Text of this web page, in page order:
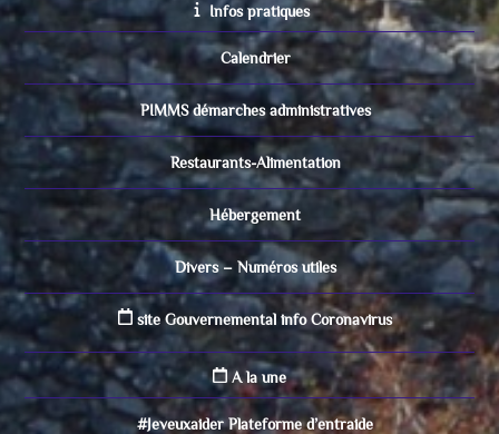
Infos pratiques
Calendrier
PIMMS démarches administratives
Restaurants-Alimentation
Hébergement
Divers – Numéros utiles
site Gouvernemental info Coronavirus
A la une
#Jeveuxaider Plateforme d’entraide